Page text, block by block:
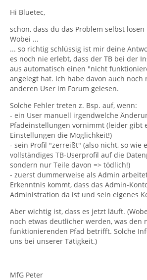
Hi Bluetec,
schön, dass du das Problem selbst lösen
Wobei ...
... so richtig schlüssig ist mir deine
es noch nie erlebt, dass der TB bei der
aus automatisch einen "nicht
angelegt hat. Ich habe davon auch noch
anderen User im Forum gelesen.
Solche Fehler treten z. Bsp. auf, wenn:
- ein User manuell irgendwelche
Pfadeinstellungen vornimmt (leider gibt
Einstellungen die Möglichkeit!)
- sein Profil "zerreißt" (also nicht, so wie
vollständiges TB-Userprofil auf die
sondern nur Teile davon => tödlich!)
- zuerst dummerweise als Admin
Erkenntnis kommt, dass das Admin-
Administration da ist und sein eigenes
Aber wichtig ist, dass es jetzt läuft.
noch etwas deutlicher werden, was den
funktionierenden Pfad betrifft. Solche
uns bei unserer Tätigkeit.)
MfG Peter